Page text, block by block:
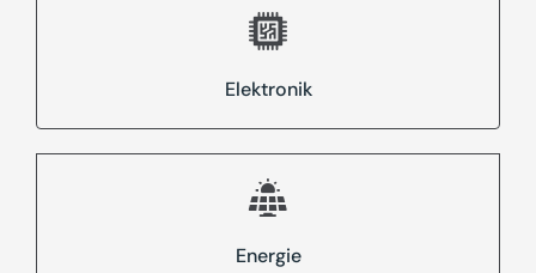
Elektronik
Energie